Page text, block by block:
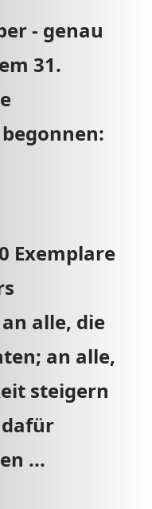
- genau
31.
Exemplare
alle, die
an alle,
steigern
...